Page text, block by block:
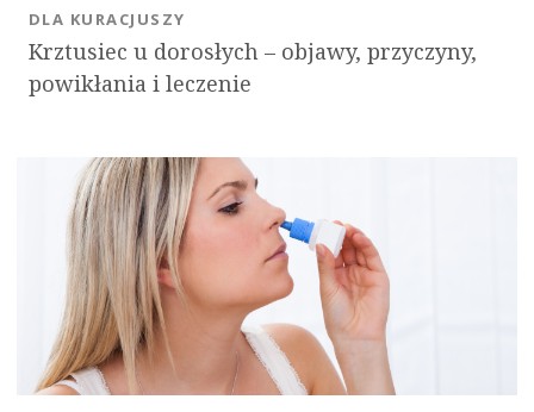
Krztusiec u dorosłych – objawy, przyczyny,
powikłania i leczenie
DLA KURACJUSZY